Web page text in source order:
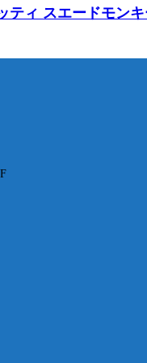
ティ スエードモン